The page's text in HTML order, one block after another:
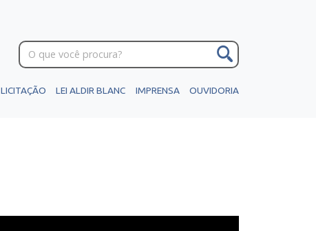
LICITAÇÃO LEI ALDIR BLANC IMPRENSA OUVIDORIA